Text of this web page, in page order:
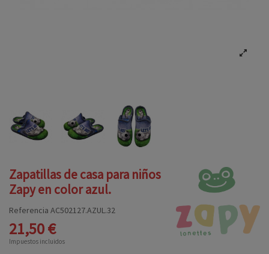
Zapatillas de casa para niños
Zapy en color azul.
Referencia AC502127.AZUL.32
21,50 €
Impuestos incluidos